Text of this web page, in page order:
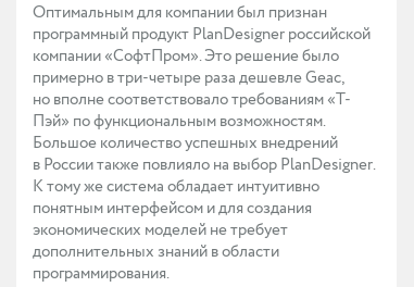
Оптимальным для компании был признан
программный продукт PlanDesigner российской
компании «СофтПром». Это решение было
примерно в три-четыре раза дешевле Geac,
но вполне соответствовало требованиям «Т-
Пэй» по функциональным возможностям.
Большое количество успешных внедрений
в России также повлияло на выбор PlanDesigner.
К тому же система обладает интуитивно
понятным интерфейсом и для создания
экономических моделей не требует
дополнительных знаний в области
программирования.